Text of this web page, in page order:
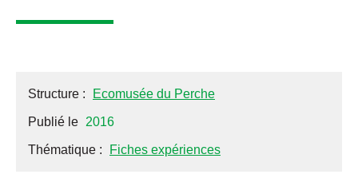
Structure : Ecomusée du Perche
Publié le 2016
Thématique : Fiches expériences